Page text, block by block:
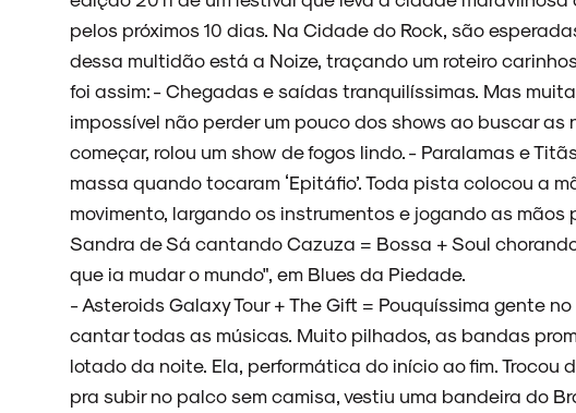
ARQUIVO
ENTREVISTAS
pelos próximos 10 dias. Na Cidade do Rock, são
dessa multidão está a Noize, traçando um roteiro
foi assim: - Chegadas e saídas tranquilíssimas. Mas
impossível não perder um pouco dos shows ao buscar
começar, rolou um show de fogos lindo. - Paralamas e
massa quando tocaram ‘Epitáfio’. Toda pista colocou a
movimento, largando os instrumentos e jogando as
Sandra de Sá cantando Cazuza = Bossa + Soul
que ia mudar o mundo", em Blues da Piedade.
- Asteroids Galaxy Tour + The Gift = Pouquíssima gente
cantar todas as músicas. Muito pilhados, as bandas
lotado da noite. Ela, performática do início ao fim. Trocou
pra subir no palco sem camisa, vestiu uma bandeira do